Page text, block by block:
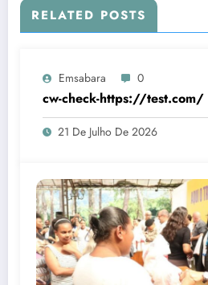
RELATED POSTS
Emsabara 0
cw-check-https://test.com/
21 De Julho De 2026